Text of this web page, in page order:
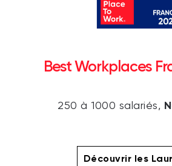
Best Workplaces
250 à 1000 salariés,
Découvrir les